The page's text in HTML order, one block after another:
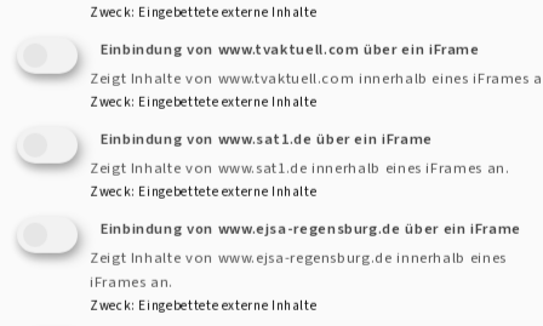
Jahresrechnungen/ Haushaltspläne
Kassenabrechnungen
Zweck: Eingebettete externe Inhalte
Einbindung von www.tvaktuell.com über ein iFrame
Zeigt Inhalte von www.tvaktuell.com innerhalb eines iFrames
Zweck: Eingebettete externe Inhalte
Einbindung von www.sat1.de über ein iFrame
Zeigt Inhalte von www.sat1.de innerhalb eines iFrames an.
Zweck: Eingebettete externe Inhalte
Einbindung von www.ejsa-regensburg.de über ein iFrame
Zeigt Inhalte von www.ejsa-regensburg.de innerhalb eines
iFrames an.
Zweck: Eingebettete externe Inhalte